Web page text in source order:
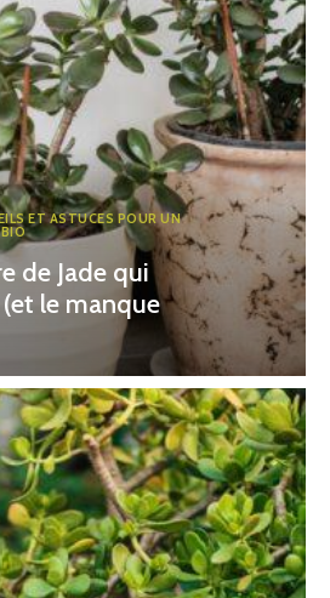
ET ASTUCES POUR UN
de Jade qui
le manque